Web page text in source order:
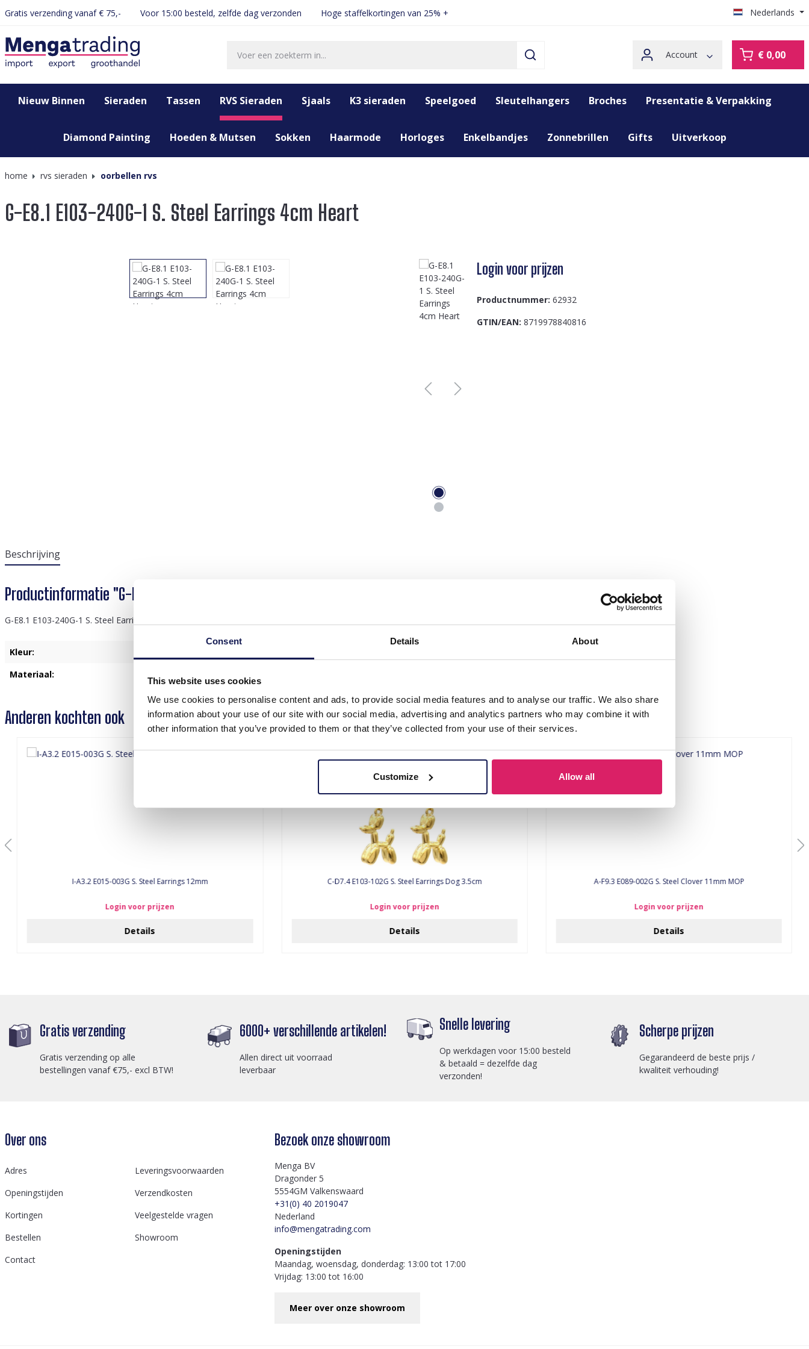
Consent Details About
This website uses cookies
We use cookies to personalise content and ads, to provide social media features and to analyse our traffic. We also share
information about your use of our site with our social media, advertising and analytics partners who may combine it with
other information that you’ve provided to them or that they’ve collected from your use of their services.
Customize Allow all
Ga naar de hoofdnavigatie
Gratis verzending vanaf € 75,- Voor 15:00 besteld, zelfde dag verzonden Hoge staffelkortingen van 25% + Nederlands
Account € 0,00
Nieuw Binnen Sieraden Tassen RVS Sieraden Sjaals K3 sieraden Speelgoed Sleutelhangers Broches Presentatie & Verpakking
Diamond Painting Hoeden & Mutsen Sokken Haarmode Horloges Enkelbandjes Zonnebrillen Gifts Uitverkoop
home rvs sieraden oorbellen rvs
G-E8.1 E103-240G-1 S. Steel Earrings 4cm Heart
Login voor prijzen
Productnummer: 62932
GTIN/EAN: 8719978840816
Beschrijving
Productinformatie "G-E8.1 E103-240G-1 S. Steel Earrings 4cm Heart"
G-E8.1 E103-240G-1 S. Steel Earrings 4cm Heart
Kleur:
Materiaal:
Anderen kochten ook
I-A3.2 E015-003G S. Steel Earrings 12mm
Login voor prijzen
Details
C-D7.4 E103-102G S. Steel Earrings Dog 3.5cm
Login voor prijzen
Details
A-F9.3 E089-002G S. Steel Clover 11mm MOP
Login voor prijzen
Details
Gratis verzending
Gratis verzending op alle
bestellingen vanaf €75,- excl BTW!
6000+ verschillende artikelen!
Allen direct uit voorraad
leverbaar
Snelle levering
Op werkdagen voor 15:00 besteld
& betaald = dezelfde dag
verzonden!
Scherpe prijzen
Gegarandeerd de beste prijs /
kwaliteit verhouding!
Over ons
Adres
Leveringsvoorwaarden
Openingstijden
Verzendkosten
Kortingen
Veelgestelde vragen
Bestellen
Showroom
Contact
Bezoek onze showroom
Menga BV
Dragonder 5
5554GM Valkenswaard
+31(0) 40 2019047
Nederland
info@mengatrading.com
Openingstijden
Maandag, woensdag, donderdag: 13:00 tot 17:00
Vrijdag: 13:00 tot 16:00
Meer over onze showroom